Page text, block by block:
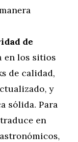
de
en los sitios
de calidad,
y
sólida. Para
en